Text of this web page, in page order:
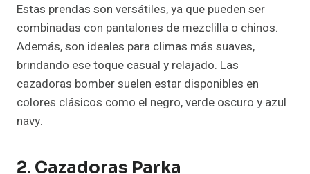
Estas prendas son versátiles, ya que pueden ser
combinadas con pantalones de mezclilla o chinos.
Además, son ideales para climas más suaves,
brindando ese toque casual y relajado. Las
cazadoras bomber suelen estar disponibles en
colores clásicos como el negro, verde oscuro y azul
navy.
2. Cazadoras Parka